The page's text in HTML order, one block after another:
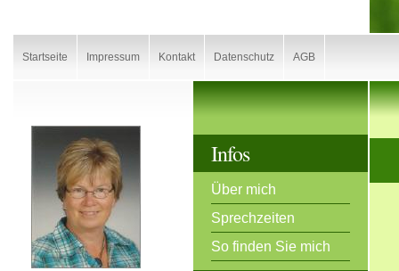
Startseite Impressum Kontakt Datenschutz AGB
Infos
Über mich
Sprechzeiten
So finden Sie mich